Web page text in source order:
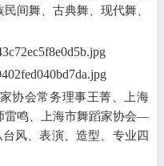
间舞、古典舞、现代舞、
协会常务理事王菁、上海
雷鸣、上海市舞蹈家协会—
台风 、表演、造型 专业 四